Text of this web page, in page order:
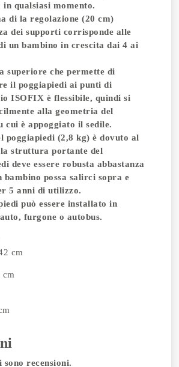
in qualsiasi momento.
di la regolazione (20 cm)
dei supporti corrisponde alle
un bambino in crescita dai 4 ai
superiore che permette di
il poggiapiedi ai punti di
ISOFIX è flessibile, quindi si
alla geometria del
cui è appoggiato il sedile.
poggiapiedi (2,8 kg) è dovuto al
struttura portante del
deve essere robusta abbastanza
bambino possa salirci sopra e
5 anni di utilizzo.
può essere installato in
furgone o autobus.
cm
cm
sono recensioni.